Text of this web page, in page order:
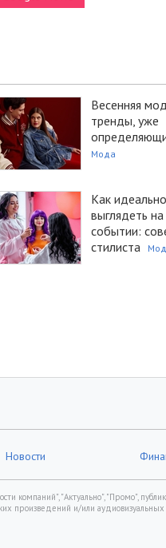
Весенняя
тренды, уже
Мода
Как идеально
выглядеть
событии:
стилиста
Новости
компаний", "Актуально", "Промо",
произведений и/или